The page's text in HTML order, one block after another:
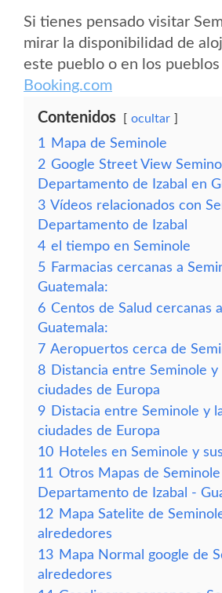
Si tienes pensado visitar
mirar la disponibilidad de
este pueblo o en los
Booking.com
Contenidos ocultar
1
Mapa de Seminole
2 Google Street View
Departamento de Izabal en
3 Vídeos relacionados con
Departamento de Izabal
4 el tiempo en Seminole
5 Farmacias cercanas a
Guatemala:
6 Centos de Salud cercanas
Guatemala:
7 Aeropuertos cerca de
8 Distancia entre Seminole y
ciudades de Europa
9 Distacia entre Seminole y
ciudades de Europa
10 Hoteles en Seminole y
11 Otros Mapas de
Departamento de Izabal -
12 Mapa Satelite de
alrededores
13 Mapa Normal google de
alrededores